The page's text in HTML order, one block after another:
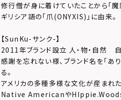
修行僧が身に着けていたことから「魔
ギリシア語の「爪(ONYXIS)」に由来。
【SunKu-サンク-】
2011年ブランド設立 人・物・自然
感謝を忘れない様、ブランド名を「あ
る。
アメリカの多種多様な文化が産まれ
Native Americanや